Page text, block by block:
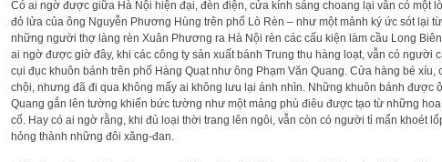
Có ai ngờ được giữa Hà Nội hiện đại, đèn điện, cửa kính sáng choang lại vẫn có một
đỏ lửa của ông Nguyễn Phương Hùng trên phố Lò Rèn – như một mảnh ký ức sót lại
những người thợ làng rèn Xuân Phương ra Hà Nội rèn các cấu kiện làm cầu Long
ai ngờ được giờ đây, khi các công ty sản xuất bánh Trung thu hàng loạt, vẫn có người
cụi đục khuôn bánh trên phố Hàng Quạt như ông Phạm Văn Quang. Cửa hàng bé xíu,
chội, nhưng đã đi qua không mấy ai không lưu lại ánh nhìn. Những khuôn bánh được
Quang gắn lên tường khiến bức tường như một mảng phù điêu được tạo từ những hoa
cổ. Hay có ai ngờ rằng, khi đủ loại thời trang lên ngôi, vẫn còn có người tỉ mẩn khoét
hỏng thành những đôi xăng-đan.